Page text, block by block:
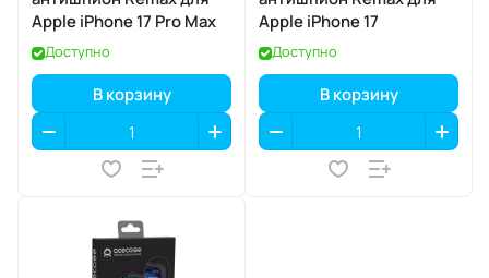
Apple iPhone 17 Pro Max
Доступно
В корзину
Apple iPhone 17
Доступно
В корзину